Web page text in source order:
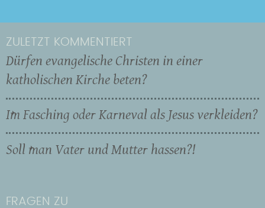
ZULETZT KOMMENTIERT
Dürfen evangelische Christen in einer
katholischen Kirche beten?
Im Fasching oder Karneval als Jesus verkleiden?
Soll man Vater und Mutter hassen?!
FRAGEN ZU